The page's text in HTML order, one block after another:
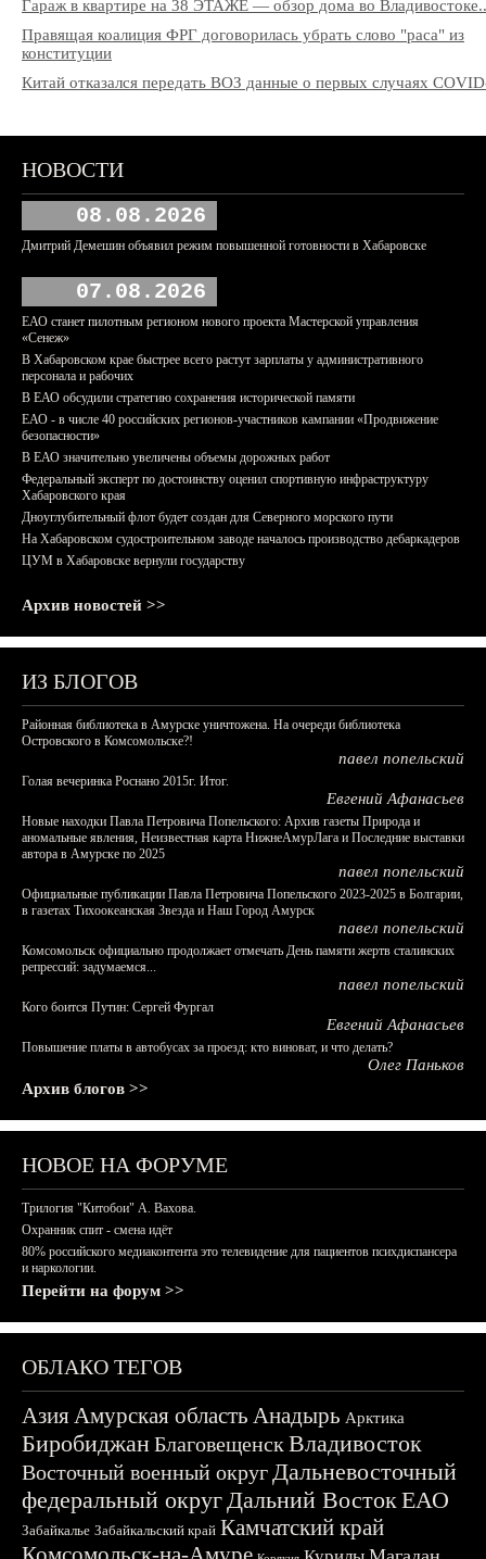
Гараж в квартире на 38 ЭТАЖЕ — обзор дома во
Правящая коалиция ФРГ договорилась убрать слово "раса" из
конституции
Китай отказался передать ВОЗ данные о первых случаях
НОВОСТИ
08.08.2026
Дмитрий Демешин объявил режим повышенной готовности в Хабаровске
07.08.2026
ЕАО станет пилотным регионом нового проекта Мастерской управления
«Сенеж»
В Хабаровском крае быстрее всего растут зарплаты у административного
персонала и рабочих
В ЕАО обсудили стратегию сохранения исторической памяти
ЕАО - в числе 40 российских регионов-участников кампании «Продвижение
безопасности»
В ЕАО значительно увеличены объемы дорожных работ
Федеральный эксперт по достоинству оценил спортивную инфраструктуру
Хабаровского края
Дноуглубительный флот будет создан для Северного морского пути
На Хабаровском судостроительном заводе началось производство дебаркадеров
ЦУМ в Хабаровске вернули государству
Архив новостей >>
ИЗ БЛОГОВ
Районная библиотека в Амурске уничтожена. На очереди библиотека
Островского в Комсомольске?!
павел попельский
Голая вечеринка Роснано 2015г. Итог.
Евгений Афанасьев
Новые находки Павла Петровича Попельского: Архив газеты Природа и
аномальные явления, Неизвестная карта НижнеАмурЛага и Последние выставки
автора в Амурске по 2025
павел попельский
Официальные публикации Павла Петровича Попельского 2023-2025 в Болгарии,
в газетах Тихоокеанская Звезда и Наш Город Амурск
павел попельский
Комсомольск официально продолжает отмечать День памяти жертв сталинских
репрессий: задумаемся...
павел попельский
Кого боится Путин: Сергей Фургал
Евгений Афанасьев
Повышение платы в автобусах за проезд: кто виноват, и что делать?
Олег Паньков
Архив блогов >>
НОВОЕ НА ФОРУМЕ
Трилогия "Китобои" А. Вахова.
Охранник спит - смена идёт
80% российского медиаконтента это телевидение для пациентов психдиспансера
и наркологии.
Перейти на форум >>
ОБЛАКО ТЕГОВ
АзияАмурская область Анадырь Арктика
БиробиджанБлаговещенскВладивосток
Восточный военный округДальневосточный
федеральный округДальний ВостокЕАО
Забайкалье Забайкальский край Камчатский край